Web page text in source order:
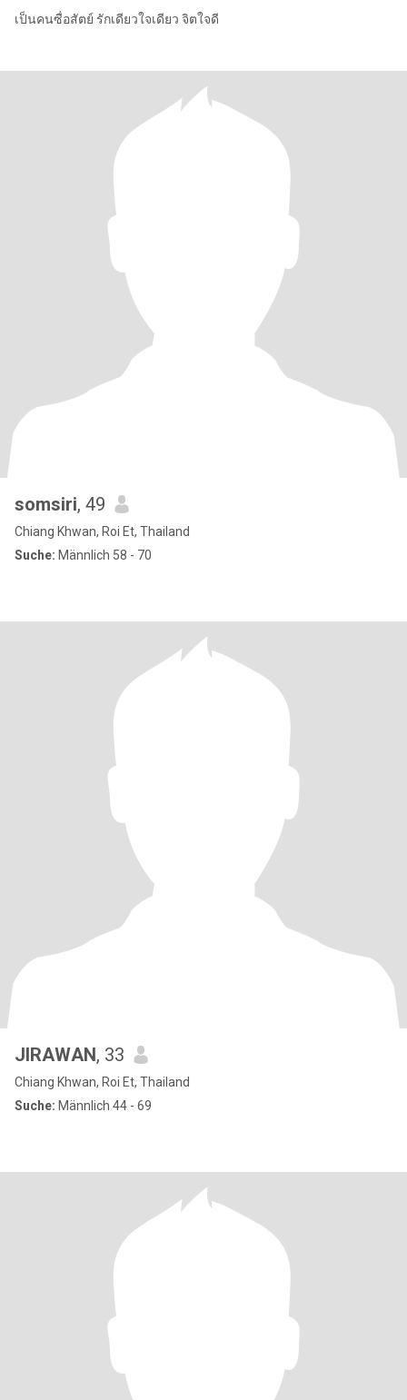
เป็นคนซื่อสัตย์ รักเดียวใจเดียว จิตใจดี
somsiri, 49
Chiang Khwan, Roi Et, Thailand
Suche: Männlich 58 - 70
JIRAWAN, 33
Chiang Khwan, Roi Et, Thailand
Suche: Männlich 44 - 69